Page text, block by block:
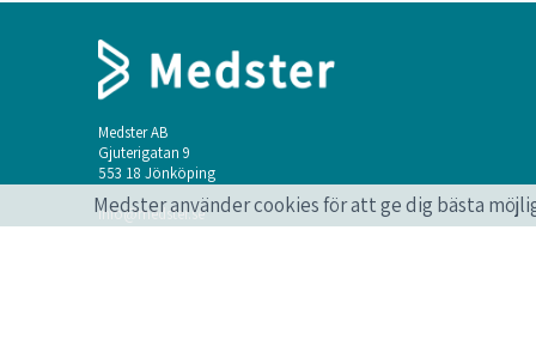
Medster AB
Gjuterigatan 9
553 18 Jönköping
info@medster.se
Medster använder cookies för att ge dig bästa